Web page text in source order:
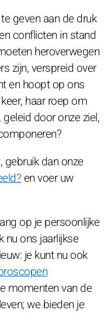
geven aan de druk
conflicten in stand
heroverwegen
zijn, verspreid over
en hoopt op ons
haar roep om
door onze ziel,
gebruik dan onze
en voer uw
op je persoonlijke
nu ons jaarlijkse
je kunt nu ook
momenten van de
we bieden je